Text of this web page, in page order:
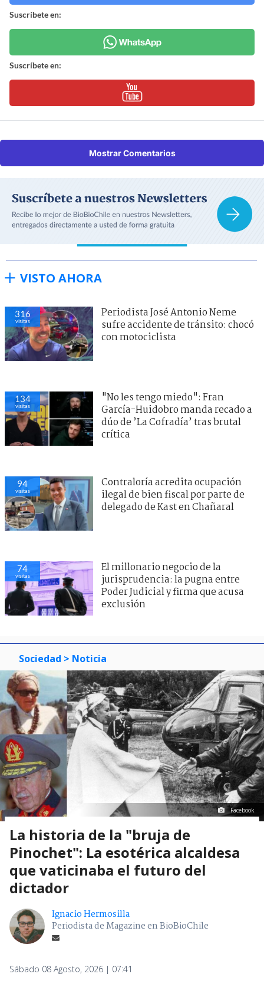
Suscríbete en:
Suscríbete en:
Mostrar Comentarios
VISTO AHORA
316
visitas
Periodista José Antonio Neme
sufre accidente de tránsito: chocó
con motociclista
134
visitas
"No les tengo miedo": Fran
García-Huidobro manda recado a
dúo de ’La Cofradía’ tras brutal
crítica
94
visitas
Contraloría acredita ocupación
ilegal de bien fiscal por parte de
delegado de Kast en Chañaral
74
visitas
El millonario negocio de la
jurisprudencia: la pugna entre
Poder Judicial y firma que acusa
exclusión
Sociedad > Noticia
Facebook
La historia de la "bruja de
Pinochet": La esotérica alcaldesa
que vaticinaba el futuro del
dictador
Ignacio Hermosilla
Periodista de Magazine en BioBioChile
Sábado 08 Agosto, 2026 | 07:41